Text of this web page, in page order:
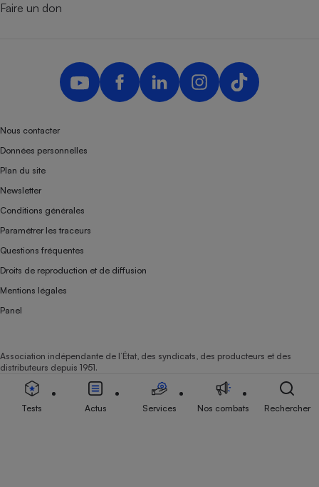
Faire un don
Nous contacter
Données personnelles
Plan du site
Newsletter
Conditions générales
Paramétrer les traceurs
Questions fréquentes
Droits de reproduction et de diffusion
Mentions légales
Panel
Association indépendante de l’État, des syndicats, des producteurs et des
distributeurs depuis 1951.
Tests Actus Services Nos combats Rechercher